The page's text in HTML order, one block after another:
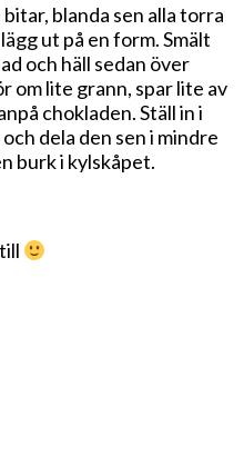
blanda sen alla torra
ut på en form. Smält
och häll sedan över
om lite grann, spar lite av
chokladen. Ställ in i
dela den sen i mindre
burk i kylskåpet.